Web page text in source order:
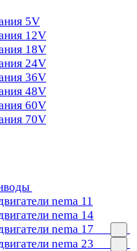
5V
12V
18V
24V
36V
48V
60V
70V
nema 11
nema 14
nema 17
nema 23